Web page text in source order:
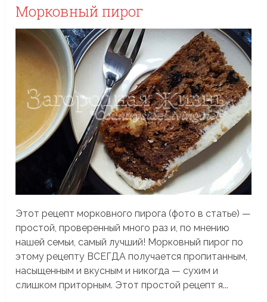
Морковный пирог
Этот рецепт морковного пирога (фото в статье) —
простой, проверенный много раз и, по мнению
нашей семьи, самый лучший! Морковный пирог по
этому рецепту ВСЕГДА получается пропитанным,
насыщенным и вкусным и никогда — сухим и
слишком приторным. Этот простой рецепт я...